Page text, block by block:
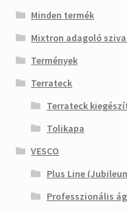
Minden termék
Mixtron adagoló
Termények
Terrateck
Terrateck
Tolikapa
VESCO
Plus Line
Professzionális